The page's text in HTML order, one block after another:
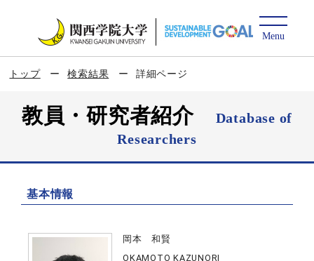
トップ 検索結果 詳細ページ
教員・研究者紹介
Database of
Researchers
基本情報
岡本 和賢
OKAMOTO KAZUNORI